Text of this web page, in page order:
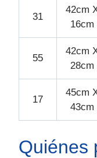
31
42cm
16cm
55
42cm
28cm
17
45cm
43cm
Quiénes